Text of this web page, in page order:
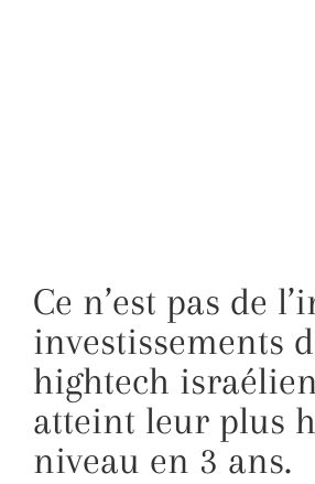
Ce n’est pas de
investissements
hightech
atteint leur plus
niveau en 3 ans.